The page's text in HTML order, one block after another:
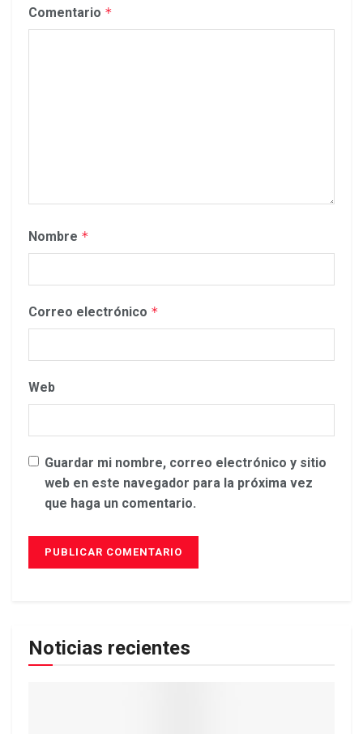
Comentario *
Nombre *
Correo electrónico *
Web
Guardar mi nombre, correo electrónico y sitio
web en este navegador para la próxima vez
que haga un comentario.
Noticias recientes